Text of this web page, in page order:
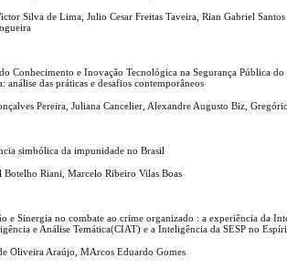
Silva de Lima, Julio Cesar Freitas Taveira, Rian Gabriel
Conhecimento e Inovação Tecnológica na Segurança Pública do
análise das práticas e desafios contemporâneos
Pereira, Juliana Cancelier, Alexandre Augusto Biz,
simbólica da impunidade no Brasil
Botelho Riani, Marcelo Ribeiro Vilas Boas
e Sinergia no combate ao crime organizado : a experiência da
e Análise Temática(CIAT) e a Inteligência da SESP no
Oliveira Araújo, MArcos Eduardo Gomes